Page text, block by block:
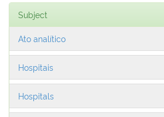
Subject
Ato analítico
Hospitais
Hospitals